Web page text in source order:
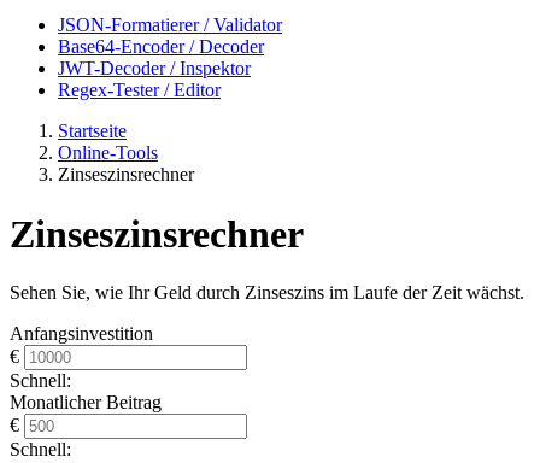
JSON-Formatierer / Validator
Base64-Encoder / Decoder
JWT-Decoder / Inspektor
Regex-Tester / Editor
Startseite
Online-Tools
Zinseszinsrechner
Zinseszinsrechner
Sehen Sie, wie Ihr Geld durch Zinseszins im Laufe der Zeit wächst.
Anfangsinvestition
€
Schnell:
Monatlicher Beitrag
€
Schnell: